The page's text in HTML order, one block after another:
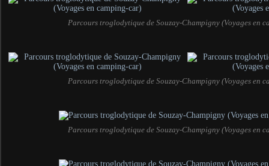
Parcours troglodytique de Souzay-Champigny (Voyages en
Parcours troglodytique de Souzay-Champigny (Voyages en
Parcours troglodytique de Souzay-Champigny (Voyages en